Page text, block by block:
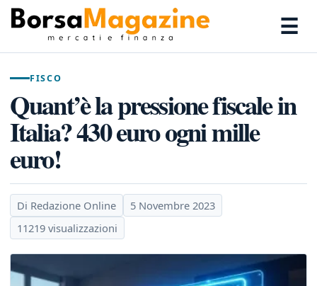
☰
FISCO
Quant’è la pressione fiscale in
Italia? 430 euro ogni mille
euro!
Di Redazione Online
5 Novembre 2023
11219 visualizzazioni